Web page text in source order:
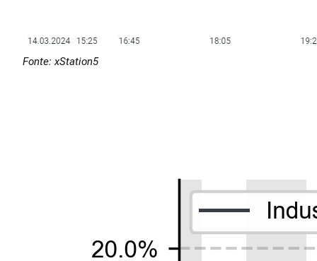
Fonte: xStation5